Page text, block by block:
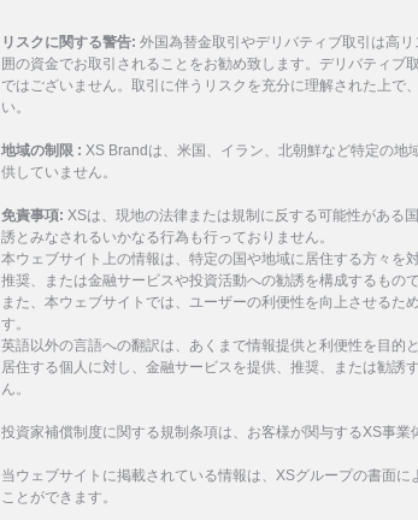
リスクに関する警告: 外国為替金取引やデリバティブ取引は高
囲の資金でお取引されることをお勧め致します。デリバティブ
ではございません。取引に伴うリスクを充分に理解された上で
い。
地域の制限 : XS Brandは、米国、イラン、北朝鮮など特定の地
供していません。
免責事項: XSは、現地の法律または規制に反する可能性がある
誘とみなされるいかなる行為も行っておりません。
本ウェブサイト上の情報は、特定の国や地域に居住する方々を
推奨、または金融サービスや投資活動への勧誘を構成するもの
また、本ウェブサイトでは、ユーザーの利便性を向上させるた
す。
英語以外の言語への翻訳は、あくまで情報提供と利便性を目的
居住する個人に対し、金融サービスを提供、推奨、または勧誘
ん。
投資家補償制度に関する規制条項は、お客様が関与するXS事業
当ウェブサイトに掲載されている情報は、XSグループの書面
ことができます。